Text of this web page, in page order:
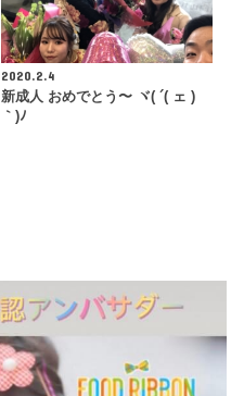
2020.2.4
新成人️ おめでとう〜 ヾ( ´( ェ )
｀)ﾉ